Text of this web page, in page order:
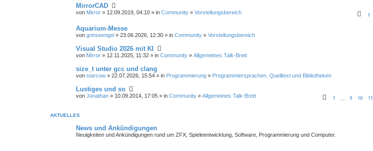
MirrorCAD
1
von Mirror » 12.09.2019, 04:10 » in Community » Vorstellungsbereich
Aquarium-Messe
von grinseengel » 23.06.2026, 12:30 » in Community » Vorstellungsbereich
Visual Studio 2026 mit KI
von Mirror » 12.11.2025, 11:32 » in Community » Allgemeines Talk-Brett
size_t unter gcc und clang
von starcow » 22.07.2026, 15:54 » in Programmierung » Programmiersprachen, Quelltext und Bibliotheken
Lustiges und so
1 9 10 11
von Jonathan » 10.09.2014, 17:05 » in Community » Allgemeines Talk-Brett
AKTUELLES
News und Ankündigungen
Neuigkeiten und Ankündigungen rund um ZFX, Spieleentwicklung, Software, Programmierung und Computer.